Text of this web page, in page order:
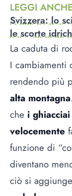
LEGGI ANCHE
Svizzera: lo
le scorte
La caduta di
I cambiamenti
rendendo più
alta montagna
che i
velocemente
funzione di
diventano
ciò si aggiunge